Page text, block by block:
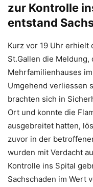
zur Kontrolle
entstand
Kurz vor 19 Uhr
St.Gallen die Meldung,
Mehrfamilienhauses
Umgehend verliessen
brachten sich in
Ort und konnte die
ausgebreitet hatten,
zuvor in der
wurden mit Verdacht
Kontrolle ins Spital
Sachschaden im Wert